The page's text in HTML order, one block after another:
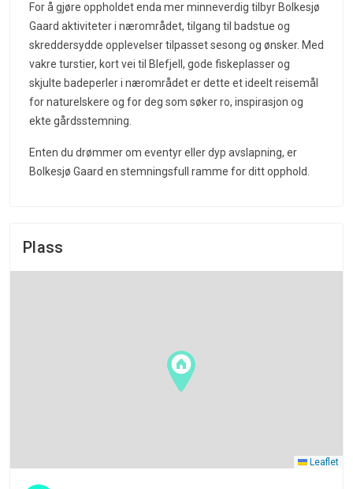
For å gjøre oppholdet enda mer minneverdig tilbyr Bolkesjø
Gaard aktiviteter i nærområdet, tilgang til badstue og
skreddersydde opplevelser tilpasset sesong og ønsker. Med
vakre turstier, kort vei til Blefjell, gode fiskeplasser og
skjulte badeperler i nærområdet er dette et ideelt reisemål
for naturelskere og for deg som søker ro, inspirasjon og
ekte gårdsstemning.
Enten du drømmer om eventyr eller dyp avslapning, er
Bolkesjø Gaard en stemningsfull ramme for ditt opphold.
Plass
Leaflet